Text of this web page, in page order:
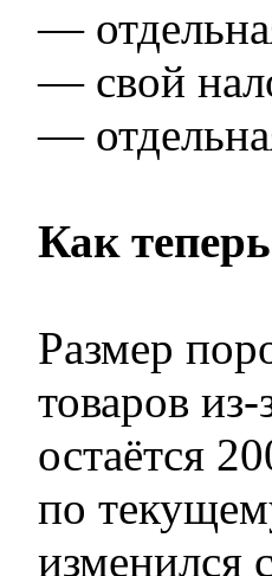
—
— свой
—
Как
Размер
товаров
остаётся
по
изменился